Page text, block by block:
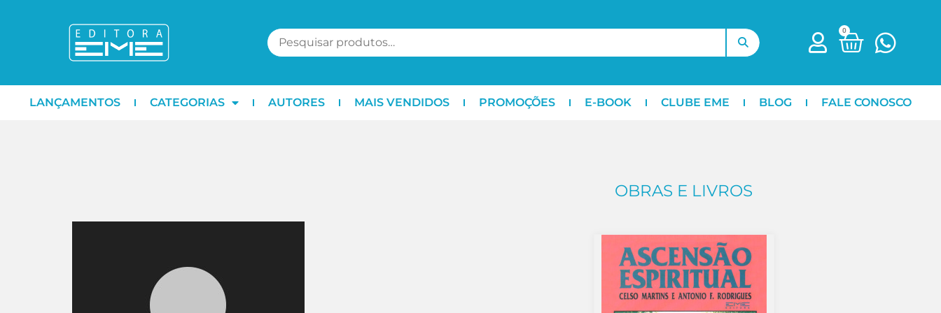
0
LANÇAMENTOS CATEGORIAS AUTORES MAIS VENDIDOS PROMOÇÕES E-BOOK CLUBE EME BLOG FALE CONOSCO
OBRAS E LIVROS